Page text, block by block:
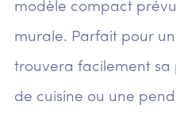
modèle compact
murale. Parfait pour
trouvera facilement sa
de cuisine ou une